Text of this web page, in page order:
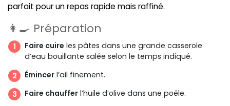
parfait pour un repas rapide mais raffiné.
👩‍🍳 Préparation
Faire cuire les pâtes dans une grande casserole
d’eau bouillante salée selon le temps indiqué.
Émincer l’ail finement.
Faire chauffer l’huile d’olive dans une poêle.